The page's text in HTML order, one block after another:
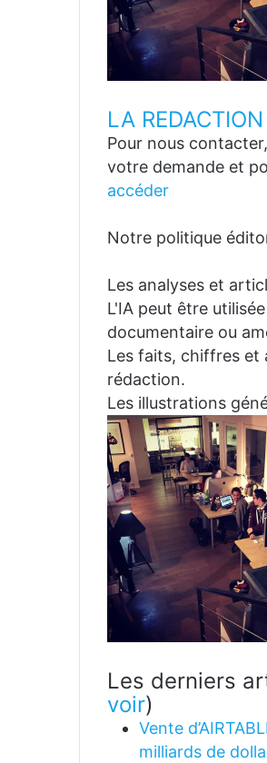
LA
Pour nous
votre demande et
accéder
Notre politique
Les analyses et
L'IA peut être
documentaire ou
Les faits, chiffres et
rédaction.
Les illustrations
Les derniers
voir)
Vente
milliards de